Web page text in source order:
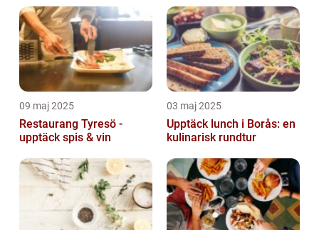
09 maj 2025
Restaurang Tyresö -
upptäck spis & vin
03 maj 2025
Upptäck lunch i Borås: en
kulinarisk rundtur